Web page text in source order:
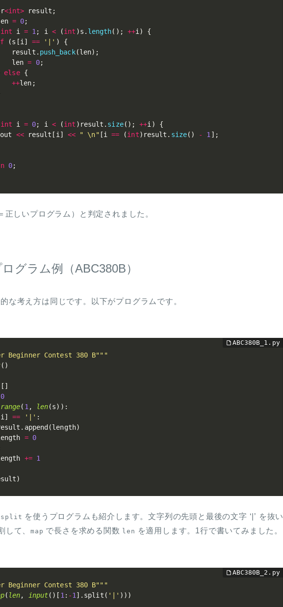
<int> result ;
= 0;
int i = 1; i < (int )s . length( ) ; ++i)
{
(s [i] == '|' )
{
			result
. push_back(len) ;
			len
= 0;
else {
++len ;
int i = 0; i < (int ) result . size( ) ; ++i)
{
cout
<< result [ i] << " \n" [i == (int) result . size( ) - 1] ;
0;
しいプログラム）と判定されました。
グラム例（ABC380B）
な考え方は同じです。以下がプログラムです。
Beginner Contest 380 B"""
( )
[ ]
0
range( 1 , len(s) ) :
i ] == '|' :
. append (length)
= 0
+= 1
)
split を使うプログラムも紹介します。文字列の先頭と最後の文字 ‘|’ を抜い
して、map で長さを求める関数 len を適用します。1行で書いてみました。
Beginner Contest 380 B"""
( len, input( ) [ 1 : -1 ] . split ( '|' ) ) )